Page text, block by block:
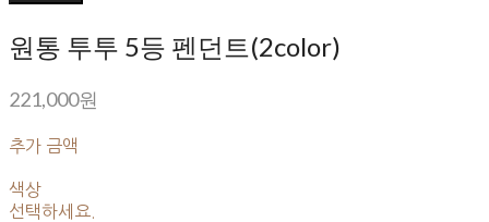
원통 투투 5등 펜던트(2color)
221,000원
추가 금액
색상
선택하세요.